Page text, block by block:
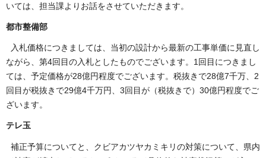
いては、担当課よりお話をさせていただきます。
都市整備部
入札価格につきましては、当初の設計から最新の工事単価に見直し
ながら、第4回目の入札としたものでございます。1回目につきまし
ては、予定価格が28億円程度でございます。税抜きで28億7千万、2
回目が税抜きで29億4千万円、3回目が（税抜きで）30億円程度でご
ざいます。
テレ玉
補正予算についてと、クビアカツヤカミキリの対策について、県内